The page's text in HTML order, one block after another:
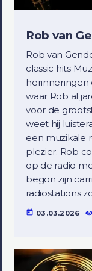
Rob van
Rob van
classic hits
herinneringen
waar Rob al
voor de
weet hij
een muzikale
plezier. Rob
op de radio
begon zijn
radiostations
today 03.03.2026